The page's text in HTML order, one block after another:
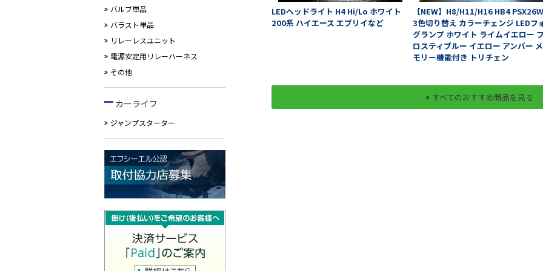
LEDヘッドライト H4 Hi/Lo ホワイト
200系 ハイエース エブリイなど
【NEW】H8/H11/H16 HB4 PSX26W
3色切り替え カラーチェンジ LEDフ
グランプ ホワイト ライムイエロー フ
ロスティブルー イエロー アンバー メ
モリー機能付き トリチェン
すべてのおすすめ商品を見る
バルブ単品
バラスト単品
リレーレスユニット
電源安定用リレーハーネス
その他
カーライフ
ジャンプスターター